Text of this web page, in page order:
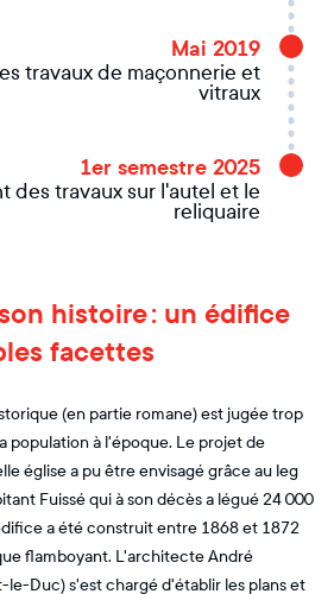
Mai 2019
travaux de maçonnerie et
vitraux
1er semestre 2025
des travaux sur l'autel et le
reliquaire
histoire : un édifice
facettes
(en partie romane) est jugée trop
population à l'époque. Le projet de
église a pu être envisagé grâce au leg
Fuissé qui à son décès a légué 24 000
a été construit entre 1868 et 1872
flamboyant. L'architecte André
le-Duc) s'est chargé d'établir les plans et